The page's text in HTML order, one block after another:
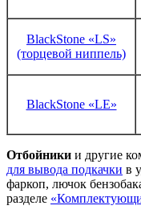
BlackStone «LS»
(торцевой ниппель)
BlackStone «LE»
Отбойники и другие
для вывода подкачки в
фаркоп, лючок
разделе